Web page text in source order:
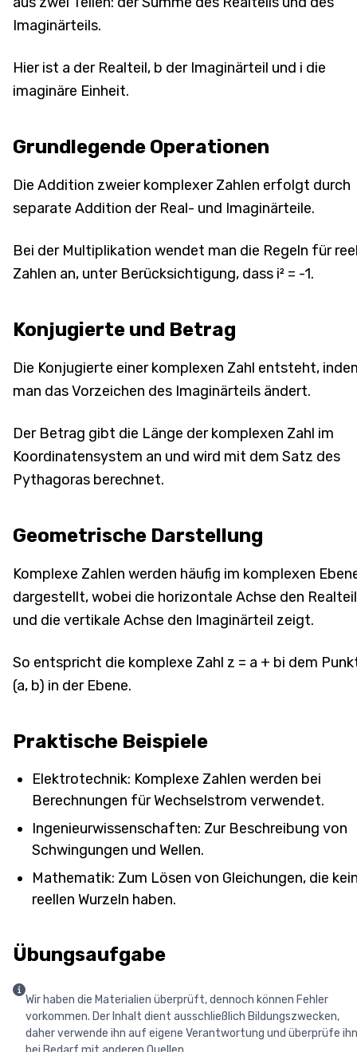
Imaginärteils.
Hier ist a der Realteil, b der Imaginärteil und i die
imaginäre Einheit.
Grundlegende Operationen
Die Addition zweier komplexer Zahlen erfolgt durch
separate Addition der Real- und Imaginärteile.
Bei der Multiplikation wendet man die Regeln für
Zahlen an, unter Berücksichtigung, dass i² = -1.
Konjugierte und Betrag
Die Konjugierte einer komplexen Zahl entsteht,
man das Vorzeichen des Imaginärteils ändert.
Der Betrag gibt die Länge der komplexen Zahl im
Koordinatensystem an und wird mit dem Satz des
Pythagoras berechnet.
Geometrische Darstellung
Komplexe Zahlen werden häufig im komplexen
dargestellt, wobei die horizontale Achse den Realteil
und die vertikale Achse den Imaginärteil zeigt.
So entspricht die komplexe Zahl z = a + bi dem
(a, b) in der Ebene.
Praktische Beispiele
Elektrotechnik: Komplexe Zahlen werden bei
Berechnungen für Wechselstrom verwendet.
Ingenieurwissenschaften: Zur Beschreibung von
Schwingungen und Wellen.
Mathematik: Zum Lösen von Gleichungen, die
reellen Wurzeln haben.
Übungsaufgabe
Wir haben die Materialien überprüft, dennoch können Fehler
vorkommen. Der Inhalt dient ausschließlich Bildungszwecken,
daher verwende ihn auf eigene Verantwortung und überprüfe ihn